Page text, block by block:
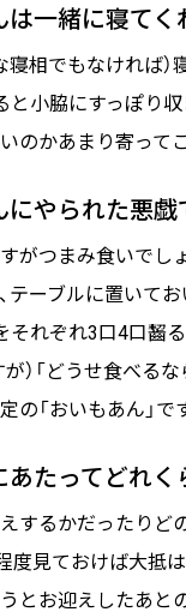
は一緒に寝てく
寝相でもなければ
と小脇にすっぽり
のかあまり寄って
にやられた悪戯
がつまみ食いでし
テーブルに置いて
それぞれ3口4口齧
）「どうせ食べる
の「おいもあん」で
あたってどれく
するかだったりど
度見ておけば大抵
とお迎えしたあと